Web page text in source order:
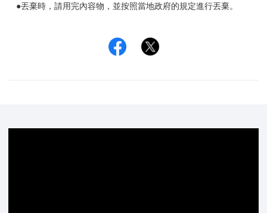
●丟棄時，請用完內容物，並按照當地政府的規定進行丟棄。
Facebook